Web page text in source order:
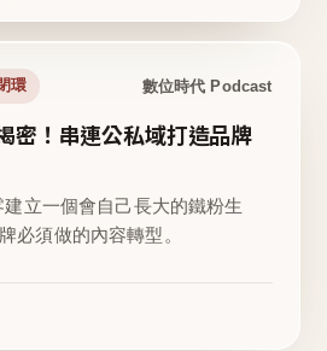
環 數位時代 Podcast
密！串連公私域打造品牌
立一個會自己長大的鐵粉生
必須做的內容轉型。